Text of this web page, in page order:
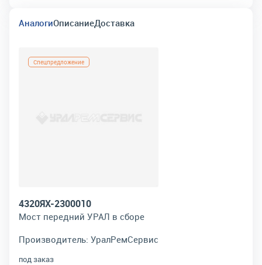
АналогиОписаниеДоставка
Спецпредложение
4320ЯХ-2300010
Мост передний УРАЛ в сборе
Производитель: УралРемСервис
под заказ